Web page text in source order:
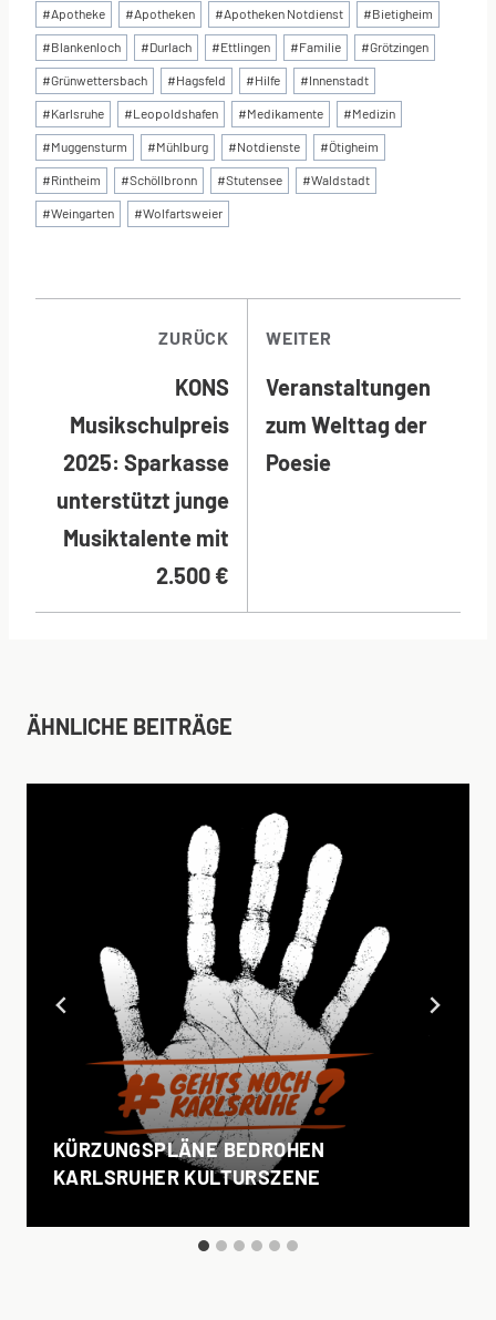
Schlagworte:
#Apotheke #Apotheken #Apotheken Notdienst #Bietigheim
#Blankenloch #Durlach #Ettlingen #Familie #Grötzingen
#Grünwettersbach #Hagsfeld #Hilfe #Innenstadt
#Karlsruhe #Leopoldshafen #Medikamente #Medizin
#Muggensturm #Mühlburg #Notdienste #Ötigheim
#Rintheim #Schöllbronn #Stutensee #Waldstadt
#Weingarten #Wolfartsweier
ZURÜCK
KONS
Musikschulpreis
2025: Sparkasse
unterstützt junge
Musiktalente mit
2.500 €
WEITER
Veranstaltungen
zum Welttag der
Poesie
ÄHNLICHE BEITRÄGE
KÜRZUNGSPLÄNE BEDROHEN
KARLSRUHER KULTURSZENE